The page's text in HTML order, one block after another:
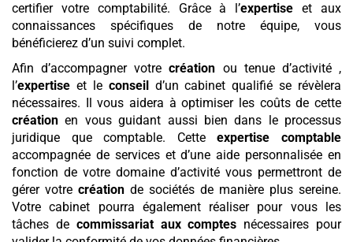
certifier votre comptabilité. Grâce à l’expertise et aux
connaissances spécifiques de notre équipe, vous
bénéficierez d’un suivi complet.
Afin d’accompagner votrecréation ou tenue d’activité ,
l’expertise et le conseild’un cabinet qualifié se révèlera
nécessaires. Il vous aidera à optimiser les coûts de cette
création en vous guidant aussi bien dans le processus
juridique que comptable. Cetteexpertise comptable
accompagnée de services et d’une aide personnalisée en
fonction de votre domaine d’activité vous permettront de
gérer votre création de sociétés de manière plus sereine.
Votre cabinet pourra également réaliser pour vous les
tâches de commissariat aux comptes nécessaires pour